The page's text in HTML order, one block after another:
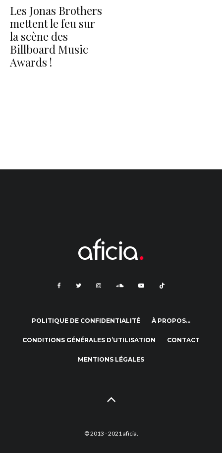
Les Jonas Brothers
mettent le feu sur
la scène des
Billboard Music
Awards !
POLITIQUE DE CONFIDENTIALITÉ À PROPOS…
CONDITIONS GÉNÉRALES D’UTILISATION CONTACT
MENTIONS LÉGALES
© 2013 - 2021 aficia.